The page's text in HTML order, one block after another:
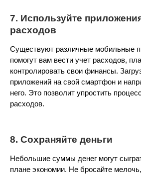
7. Используйте
расходов
Существуют различные мобильные
помогут вам вести учет расходов,
контролировать свои финансы.
приложений на свой смартфон и
него. Это позволит упростить
расходов.
8. Сохраняйте деньги
Небольшие суммы денег могут
плане экономии. Не бросайте